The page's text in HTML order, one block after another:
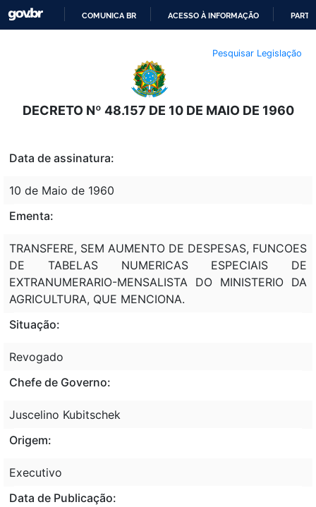
O
CONTEÚDO
COMUNICA BR ACESSO À INFORMAÇÃO
Pesquisar Legislação
DECRETO Nº 48.157 DE 10 DE MAIO DE 1960
Data de assinatura:
10 de Maio de 1960
Ementa:
TRANSFERE, SEM AUMENTO DE DESPESAS, FUNCOES
DE TABELAS NUMERICAS ESPECIAIS DE
EXTRANUMERARIO-MENSALISTA DO MINISTERIO DA
AGRICULTURA, QUE MENCIONA.
Situação:
Revogado
Chefe de Governo:
Juscelino Kubitschek
Origem:
Executivo
Data de Publicação: